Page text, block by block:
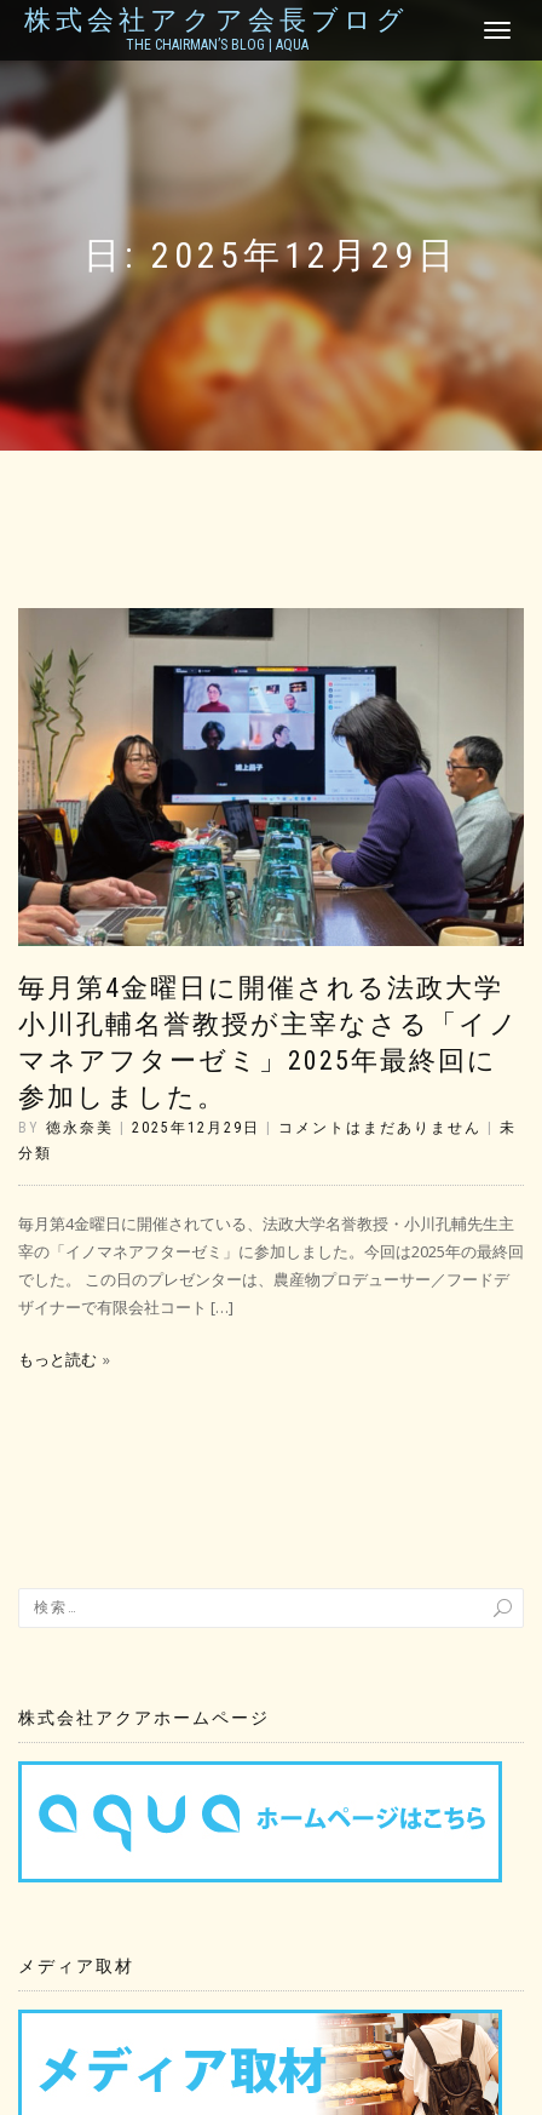
株式会社アクア会長ブログ
THE CHAIRMAN’S BLOG | AQUA
ナ
ン
切
え
日:2025年12月29日
毎月第4金曜日に開催される法政大学
小川孔輔名誉教授が主宰なさる「イノ
マネアフターゼミ」2025年最終回に
参加しました。
BY 徳永奈美 | 2025年12月29日 | コメントはまだありません | 未
分類
毎月第4金曜日に開催されている、法政大学名誉教授・小川孔輔先生主
宰の「イノマネアフターゼミ」に参加しました。今回は2025年の最終回
でした。 この日のプレゼンターは、農産物プロデューサー／フードデ
ザイナーで有限会社コート […]
もっと読む
株式会社アクアホームページ
メディア取材